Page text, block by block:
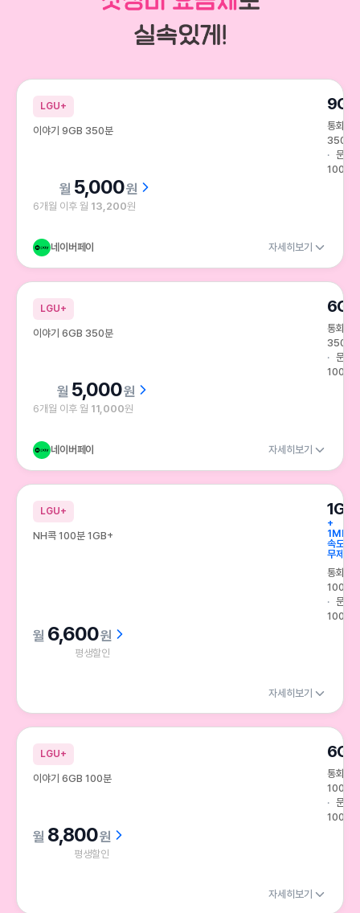
LGU+
이야기 9GB 350분
9GB
통화
350분
문자
100건
5,000원
6개월 이후 월 13,200원
네이버페이 자세히보기
LGU+
이야기 6GB 350분
6GB
통화
350분
문자
100건
5,000원
6개월 이후 월 11,000원
네이버페이 자세히보기
LGU+
NH콕 100분 1GB+
1GB
+
1Mbps
속도
무제한
통화
100분
문자
100건
6,600원
평생할인
자세히보기
LGU+
이야기 6GB 100분
6GB
통화
100분
문자
100건
8,800원
평생할인
자세히보기